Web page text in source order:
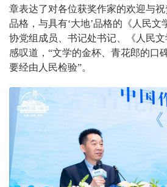
章表达了对各位获奖作家的欢迎与
品格，与具有‘大地’品格的《人民文
协党组成员、书记处书记、《人民
感叹道，“文学的金杯、青花郎的口
要经由人民检验”。